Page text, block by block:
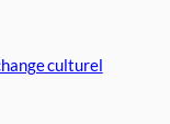
culturel